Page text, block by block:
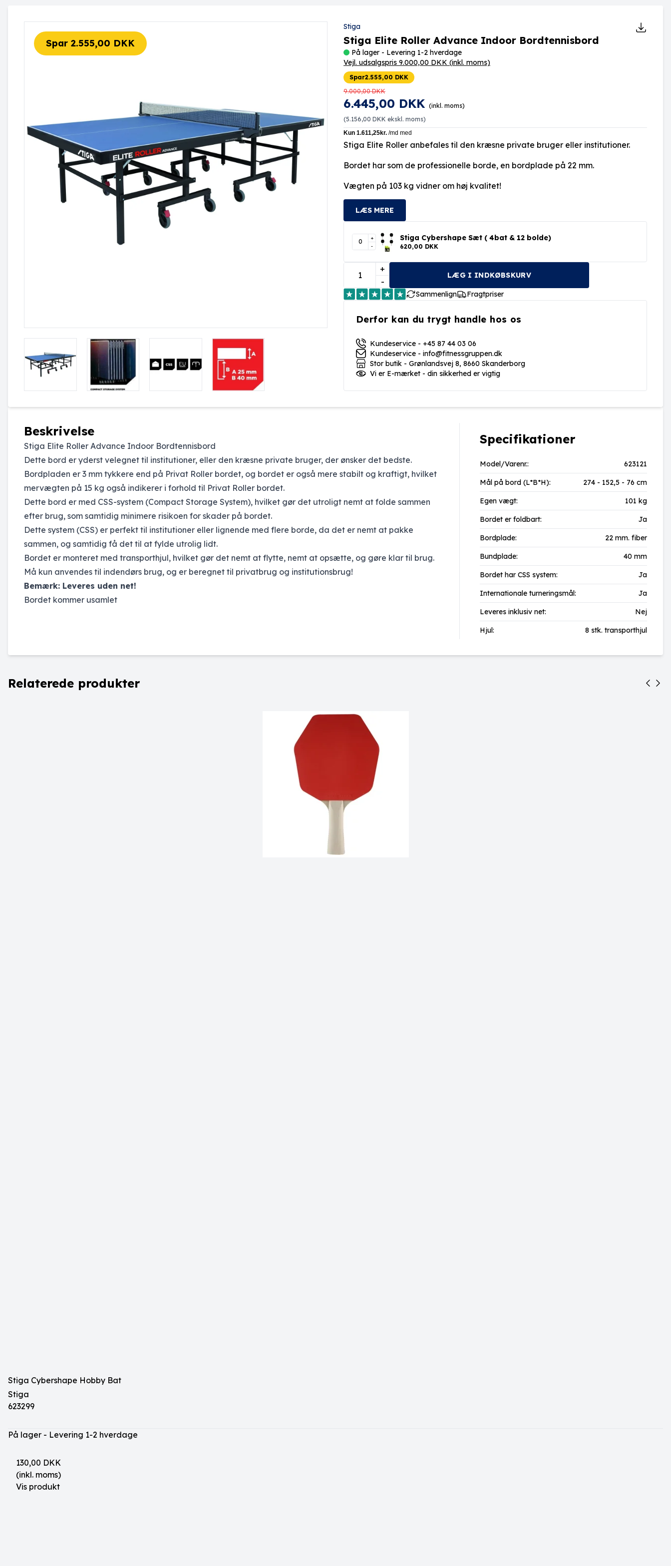
Spar 2.555,00 DKK
Stiga
Stiga Elite Roller Advance Indoor Bordtennisbord
På lager - Levering 1-2 hverdage
Vejl. udsalgspris 9.000,00 DKK (inkl. moms)
Spar2.555,00 DKK
9.000,00 DKK
6.445,00 DKK (inkl. moms)
(5.156,00 DKK ekskl. moms)
Stiga Elite Roller anbefales til den kræsne private bruger eller institutioner.
Bordet har som de professionelle borde, en bordplade på 22 mm.
Vægten på 103 kg vidner om høj kvalitet!
LÆS MERE
+
-
Stiga Cybershape Sæt ( 4bat & 12 bolde)
620,00 DKK
+
-
LÆG I INDKØBSKURV
Sammenlign Fragtpriser
Derfor kan du trygt handle hos os
Kundeservice - +45 87 44 03 06
Kundeservice - info@fitnessgruppen.dk
Stor butik - Grønlandsvej 8, 8660 Skanderborg
Vi er E-mærket - din sikkerhed er vigtig
Beskrivelse
Stiga Elite Roller Advance Indoor Bordtennisbord
Dette bord er yderst velegnet til institutioner, eller den kræsne private bruger, der ønsker det bedste.
Bordpladen er 3 mm tykkere end på Privat Roller bordet, og bordet er også mere stabilt og kraftigt, hvilket
mervægten på 15 kg også indikerer i forhold til Privat Roller bordet.
Dette bord er med CSS-system (Compact Storage System), hvilket gør det utroligt nemt at folde sammen
efter brug, som samtidig minimere risikoen for skader på bordet.
Dette system (CSS) er perfekt til institutioner eller lignende med flere borde, da det er nemt at pakke
sammen, og samtidig få det til at fylde utrolig lidt.
Bordet er monteret med transporthjul, hvilket gør det nemt at flytte, nemt at opsætte, og gøre klar til brug.
Må kun anvendes til indendørs brug, og er beregnet til privatbrug og institutionsbrug!
Bemærk: Leveres uden net!
Bordet kommer usamlet
Specifikationer
Model/Varenr.: 623121
Mål på bord (L*B*H): 274 - 152,5 - 76 cm
Egen vægt: 101 kg
Bordet er foldbart: Ja
Bordplade: 22 mm. fiber
Bundplade: 40 mm
Bordet har CSS system: Ja
Internationale turneringsmål: Ja
Leveres inklusiv net: Nej
Hjul: 8 stk. transporthjul
Relaterede produkter
Stiga Cybershape Hobby Bat
Stiga
623299
På lager - Levering 1-2 hverdage
130,00 DKK
(inkl. moms)
Vis produkt